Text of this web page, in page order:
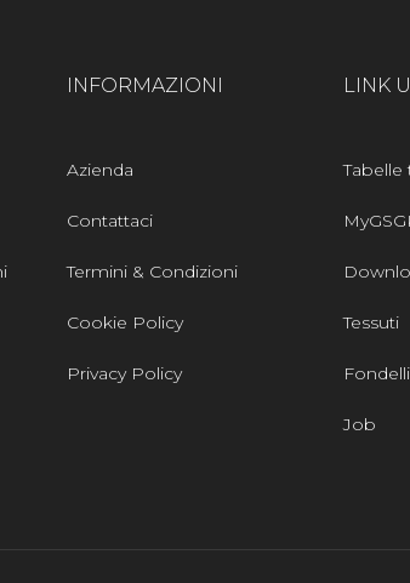
INFORMAZIONI
Azienda
Contattaci
Termini & Condizioni
Cookie Policy
Privacy Policy
LINK
Tabelle
Tessuti
Fondelli
Job